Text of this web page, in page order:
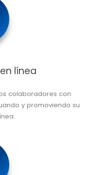
línea
colaboradores con
y promoviendo su